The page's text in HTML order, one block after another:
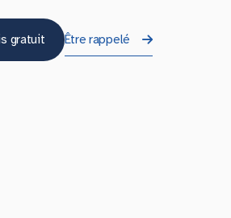
gratuit Être rappelé